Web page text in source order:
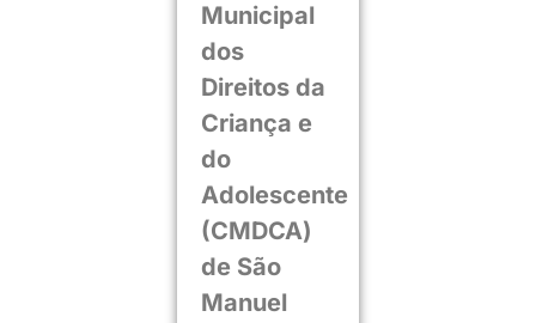
Municipal
dos
Direitos da
Criança e
do
Adolescente
(CMDCA)
de São
Manuel